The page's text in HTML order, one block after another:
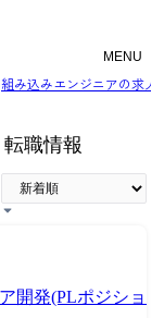
MENU
組み込みエンジニアの求人
職情報
開発(PLポジショ